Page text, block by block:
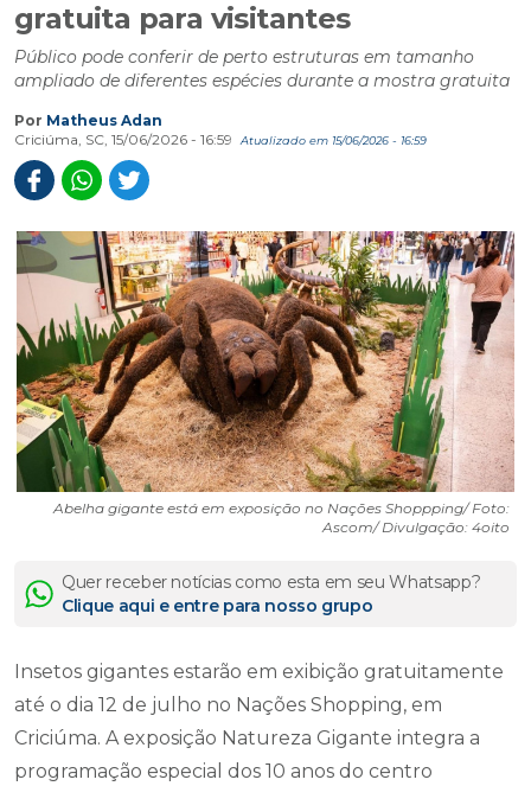
gratuita para visitantes
Público pode conferir de perto estruturas em tamanho
ampliado de diferentes espécies durante a mostra gratuita
Por Matheus Adan
Criciúma, SC, 15/06/2026 - 16:59
Atualizado em 15/06/2026 - 16:59
Abelha gigante está em exposição no Nações Shoppping/ Foto:
Ascom/ Divulgação: 4oito
Quer receber notícias como esta em seu Whatsapp?
Clique aqui e entre para nosso grupo
Insetos gigantes estarão em exibição gratuitamente
até o dia 12 de julho no Nações Shopping, em
Criciúma. A exposição Natureza Gigante integra a
programação especial dos 10 anos do centro